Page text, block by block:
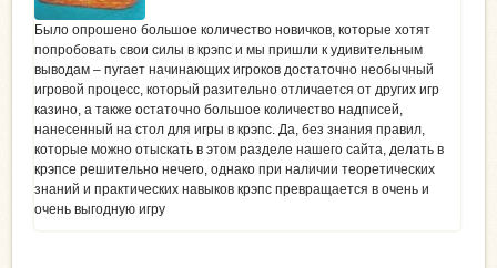
Было опрошено большое количество новичков, которые хотят
попробовать свои силы в крэпс и мы пришли к удивительным
выводам – пугает начинающих игроков достаточно необычный
игровой процесс, который разительно отличается от других игр
казино, а также остаточно большое количество надписей,
нанесенный на стол для игры в крэпс. Да, без знания правил,
которые можно отыскать в этом разделе нашего сайта, делать в
крэпсе решительно нечего, однако при наличии теоретических
знаний и практических навыков крэпс превращается в очень и
очень выгодную игру